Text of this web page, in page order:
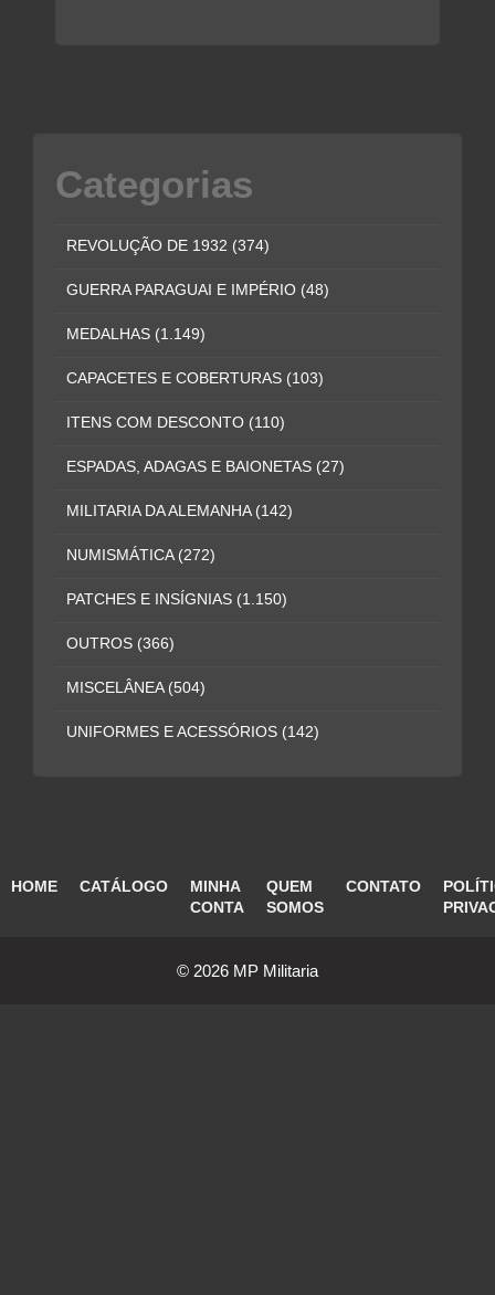
Categorias
REVOLUÇÃO DE 1932 (374)
GUERRA PARAGUAI E IMPÉRIO (48)
MEDALHAS (1.149)
CAPACETES E COBERTURAS (103)
ITENS COM DESCONTO (110)
ESPADAS, ADAGAS E BAIONETAS (27)
MILITARIA DA ALEMANHA (142)
NUMISMÁTICA (272)
PATCHES E INSÍGNIAS (1.150)
OUTROS (366)
MISCELÂNEA (504)
UNIFORMES E ACESSÓRIOS (142)
HOME CATÁLOGO
MINHA
CONTA
QUEM
SOMOS
CONTATO
© 2026 MP Militaria